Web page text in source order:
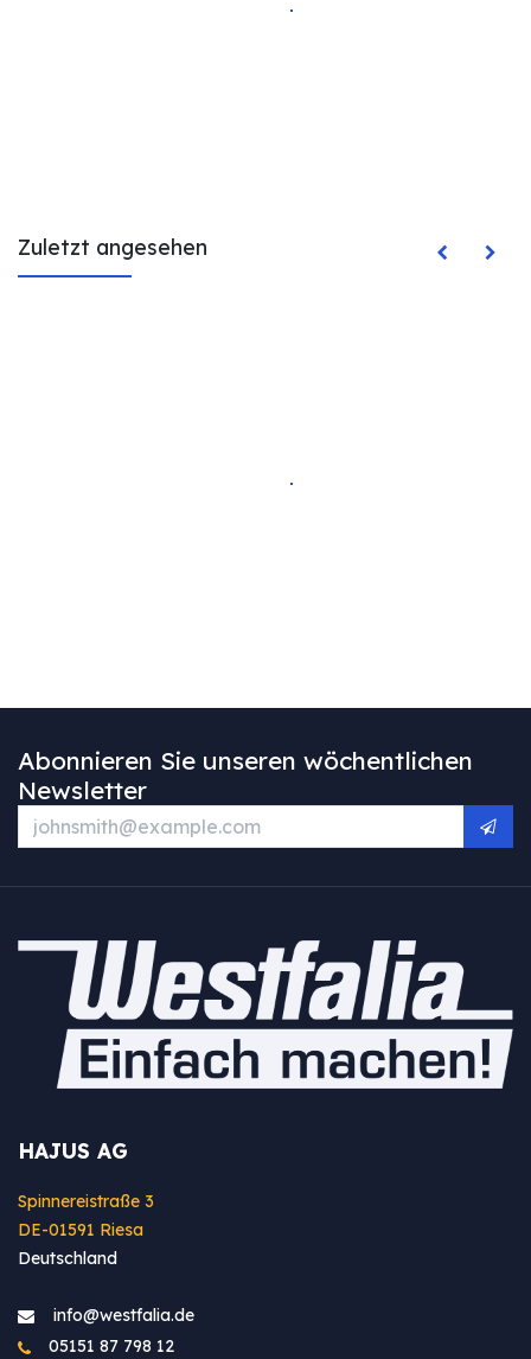
Zuletzt angesehen
Abonnieren Sie unseren wöchentlichen
Newsletter
HAJUS AG
Spinnereistraße 3
DE-01591 Riesa
Deutschland
info@westfa​lia.de
05151 87 798 12